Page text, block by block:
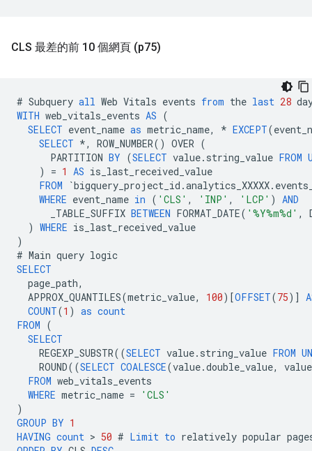
CLS 最差的前 10 個網頁 (p75)
# Subquery all Web Vitals events from the last 28
WITH web_vitals_events AS (
SELECT event_name as metric_name, * EXCEPT(
SELECT *, ROW_NUMBER() OVER (
PARTITION BY (SELECT value. string_value FROM
)
= 1 AS is_last_received_value
FROM
`bigquery_project_id .analytics_XXXXX.
WHERE event_name in ( 'CLS' , 'INP' , 'LCP' )
AND
_TABLE_SUFFIX BETWEEN FORMAT_DATE( '%Y%m%d' ,
) WHERE is_last_received_value
)
# Main query logic
SELECT
page_path,
APPROX_QUANTILES(metric_value, 100)[OFFSET(75)]
COUNT(1 ) as count
FROM (
SELECT
REGEXP_SUBSTR((SELECT value. string_value FROM
ROUND((SELECT COALESCE(value.double_value,
value
FROM web_vitals_events
WHERE metric_name =
'CLS'
)
GROUP BY 1
HAVING count > 50 # Limit to relatively popular